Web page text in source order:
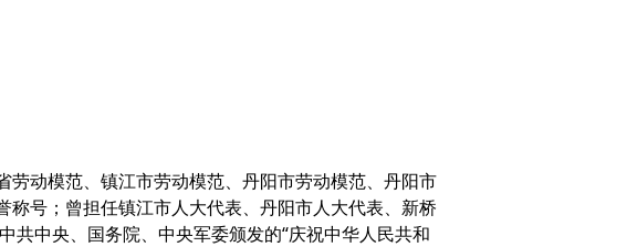
动模范、镇江市劳动模范、丹阳市劳动模范、丹阳市
号；曾担任镇江市人大代表、丹阳市人大代表、新桥
共中央、国务院、中央军委颁发的“庆祝中华人民共和